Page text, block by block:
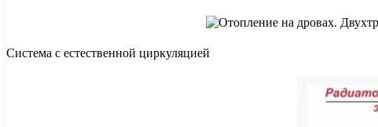
Система с естественной циркуляцией